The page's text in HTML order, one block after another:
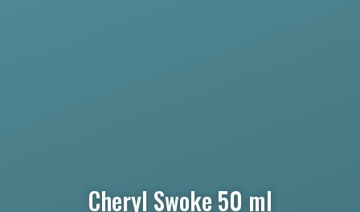
Cheryl Swoke 50 ml